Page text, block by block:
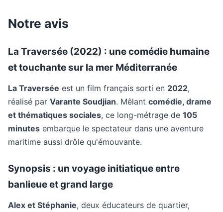
Notre avis
La Traversée (2022) : une comédie humaine
et touchante sur la mer Méditerranée
La Traversée est un film français sorti en 2022,
réalisé par Varante Soudjian. Mêlant comédie, drame
et thématiques sociales, ce long-métrage de 105
minutes embarque le spectateur dans une aventure
maritime aussi drôle qu'émouvante.
Synopsis : un voyage initiatique entre
banlieue et grand large
Alex et Stéphanie, deux éducateurs de quartier,